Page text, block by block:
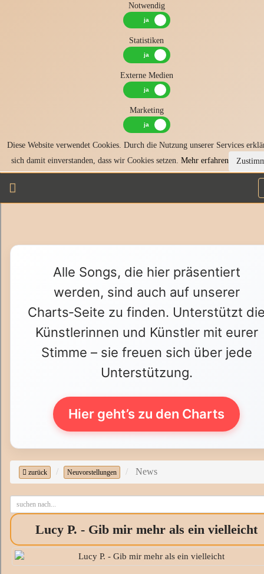
Notwendig
Statistiken
Externe Medien
Marketing
Diese Website verwendet Cookies. Durch die Nutzung unserer Services
sich damit einverstanden, dass wir Cookies setzen. Mehr erfahren
Alle Songs, die hier präsentiert
werden, sind auch auf unserer
Charts‑Seite zu finden. Unterstützt
Künstlerinnen und Künstler mit eurer
Stimme – sie freuen sich über jede
Unterstützung.
Hier geht’s zu den Charts
zurück Neuvorstellungen News
Lucy P. - Gib mir mehr als ein vielleicht